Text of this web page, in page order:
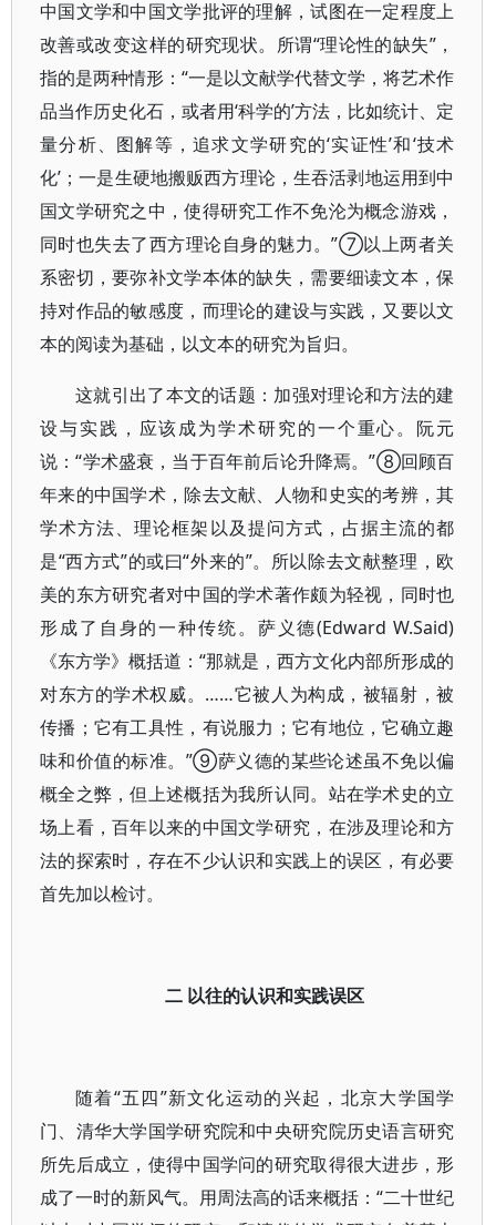
中国文学和中国文学批评的理解，试图在一定程度上
改善或改变这样的研究现状。所谓“理论性的缺失”，
指的是两种情形：“一是以文献学代替文学，将艺术作
品当作历史化石，或者用‘科学的’方法，比如统计、定
量分析、图解等，追求文学研究的‘实证性’和‘技术
化’；一是生硬地搬贩西方理论，生吞活剥地运用到中
国文学研究之中，使得研究工作不免沦为概念游戏，
同时也失去了西方理论自身的魅力。”⑦以上两者关
系密切，要弥补文学本体的缺失，需要细读文本，保
持对作品的敏感度，而理论的建设与实践，又要以文
本的阅读为基础，以文本的研究为旨归。
这就引出了本文的话题：加强对理论和方法的建
设与实践，应该成为学术研究的一个重心。阮元
说：“学术盛衰，当于百年前后论升降焉。”⑧回顾百
年来的中国学术，除去文献、人物和史实的考辨，其
学术方法、理论框架以及提问方式，占据主流的都
是“西方式”的或曰“外来的”。所以除去文献整理，欧
美的东方研究者对中国的学术著作颇为轻视，同时也
形成了自身的一种传统。萨义德(Edward W.Said)
《东方学》概括道：“那就是，西方文化内部所形成的
对东方的学术权威。……它被人为构成，被辐射，被
传播；它有工具性，有说服力；它有地位，它确立趣
味和价值的标准。”⑨萨义德的某些论述虽不免以偏
概全之弊，但上述概括为我所认同。站在学术史的立
场上看，百年以来的中国文学研究，在涉及理论和方
法的探索时，存在不少认识和实践上的误区，有必要
首先加以检讨。
二 以往的认识和实践误区
随着“五四”新文化运动的兴起，北京大学国学
门、清华大学国学研究院和中央研究院历史语言研究
所先后成立，使得中国学问的研究取得很大进步，形
成了一时的新风气。用周法高的话来概括：“二十世纪